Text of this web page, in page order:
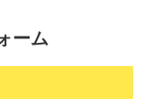
ーム